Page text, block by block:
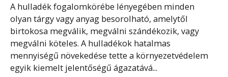
A hulladék fogalomkörébe lényegében minden
olyan tárgy vagy anyag besorolható, amelytől
birtokosa megválik, megválni szándékozik, vagy
megválni köteles. A hulladékok hatalmas
mennyiségű növekedése tette a környezetvédelem
egyik kiemelt jelentőségű ágazatává...